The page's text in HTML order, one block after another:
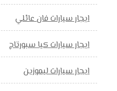
ايجار سيارات فان عائلي
ايجار سيارات كيا سبورتاج
ايجار سيارات ليموزين